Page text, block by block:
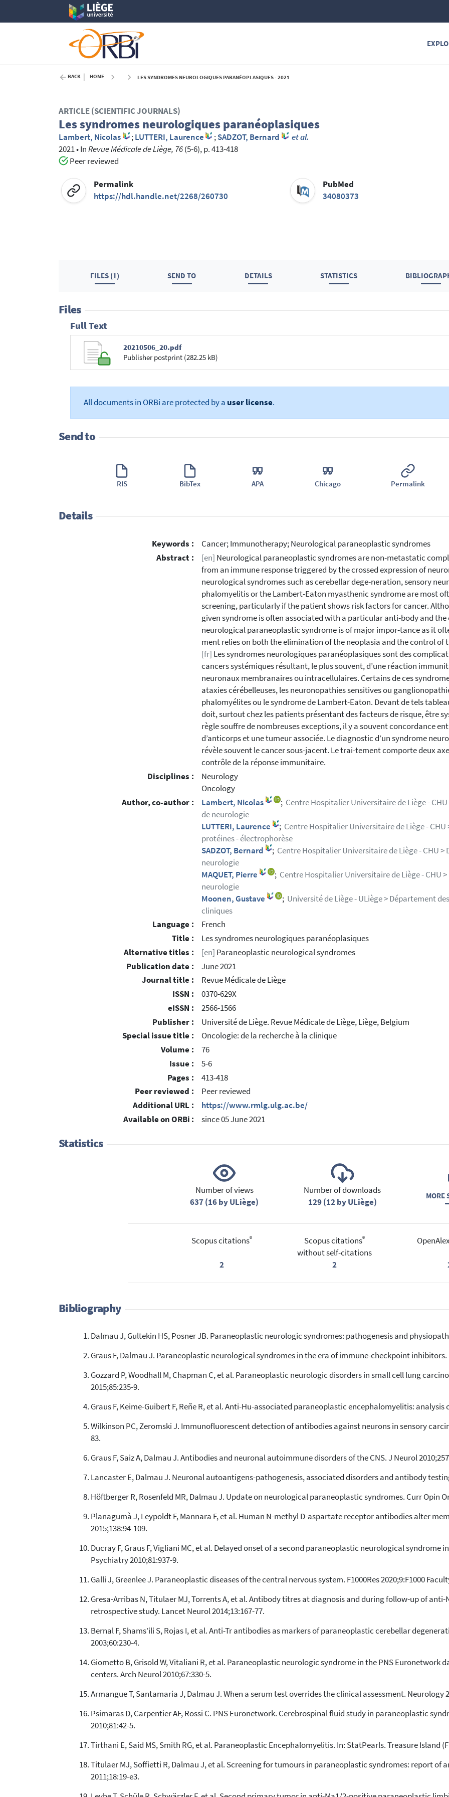
BACK HOME LES SYNDROMES NEUROLOGIQUES PARANÉOPLASIQUES - 2021
ARTICLE (SCIENTIFIC JOURNALS)
Les syndromes neurologiques paranéoplasiques
Lambert, Nicolas ;LUTTERI, Laurence ;SADZOT, Bernard
et al.
2021•InRevue Médicale de Liège, 76(5-6), p. 413-418
Peer reviewed
Permalink
https://hdl.handle.net/2268/260730
PubMed
34080373
FILES (1) SEND TO DETAILS STATISTICS
Files
Full Text
20210506_20.pdf
Publisher postprint (282.25 kB)
All documents in ORBi are protected by a user license.
Send to
RIS BibTex APA Chicago Permalink
Details
Keywords :
Cancer; Immunotherapy; Neurological paraneoplastic syndromes
Abstract :
[en] Neurological paraneoplastic syndromes are non-metastatic
from an immune response triggered by the crossed expression of
neurological syndromes such as cerebellar dege-neration, sensory
phalomyelitis or the Lambert-Eaton myasthenic syndrome are most
screening, particularly if the patient shows risk factors for cancer.
given syndrome is often associated with a particular anti-body and
neurological paraneoplastic syndrome is of major impor-tance as it
ment relies on both the elimination of the neoplasia and the control of
[fr] Les syndromes neurologiques paranéoplasiques sont des
cancers systémiques résultant, le plus souvent, d’une réaction
neuronaux membranaires ou intracellulaires. Certains de ces
ataxies cérébelleuses, les neuronopathies sensitives ou
phalomyélites ou le syndrome de Lambert-Eaton. Devant de tels
doit, surtout chez les patients présentant des facteurs de risque, être
règle souffre de nombreuses exceptions, il y a souvent concordance
d’anticorps et une tumeur associée. Le diagnostic d’un syndrome
révèle souvent le cancer sous-jacent. Le trai-tement comporte deux
contrôle de la réponse immunitaire.
Disciplines :
Neurology
Oncology
Author, co-author :
Lambert, Nicolas ; Centre Hospitalier Universitaire de Liège -
de neurologie
LUTTERI, Laurence
; Centre Hospitalier Universitaire de Liège -
protéines - électrophorèse
SADZOT, Bernard
; Centre Hospitalier Universitaire de Liège - CHU
neurologie
MAQUET, Pierre
; Centre Hospitalier Universitaire de Liège - CHU
neurologie
Moonen, Gustave
; Université de Liège - ULiège > Département
cliniques
Language :
French
Title :
Les syndromes neurologiques paranéoplasiques
Alternative titles :
[en] Paraneoplastic neurological syndromes
Publication date :
June 2021
Journal title :
Revue Médicale de Liège
ISSN :
0370-629X
eISSN :
2566-1566
Publisher :
Université de Liège. Revue Médicale de Liège, Liège, Belgium
Special issue title :
Oncologie: de la recherche à la clinique
Volume :
76
Issue :
5-6
Pages :
413-418
Peer reviewed :
Peer reviewed
Additional URL :
https://www.rmlg.ulg.ac.be/
Available on ORBi :
since 05 June 2021
Statistics
Number of views
637 (16 by ULiège)
Number of downloads
129 (12 by ULiège)
MORE
Scopus citations®
2
Scopus citations®
without self-citations
2
Bibliography
Dalmau J, Gultekin HS, Posner JB. Paraneoplastic neurologic syndromes: pathogenesis and
Graus F, Dalmau J. Paraneoplastic neurological syndromes in the era of immune-checkpoint inhibitors.
Gozzard P, Woodhall M, Chapman C, et al. Paraneoplastic neurologic disorders in small cell lung
2015;85:235-9.
Graus F, Keime-Guibert F, Reñe R, et al. Anti-Hu-associated paraneoplastic encephalomyelitis: analysis
Wilkinson PC, Zeromski J. Immunofluorescent detection of antibodies against neurons in sensory
83.
Graus F, Saiz A, Dalmau J. Antibodies and neuronal autoimmune disorders of the CNS. J Neurol
Lancaster E, Dalmau J. Neuronal autoantigens-pathogenesis, associated disorders and antibody
Höftberger R, Rosenfeld MR, Dalmau J. Update on neurological paraneoplastic syndromes. Curr Opin
Planagumà J, Leypoldt F, Mannara F, et al. Human N-methyl D-aspartate receptor antibodies alter
2015;138:94-109.
Ducray F, Graus F, Vigliani MC, et al. Delayed onset of a second paraneoplastic neurological syndrome
Psychiatry 2010;81:937-9.
Galli J, Greenlee J. Paraneoplastic diseases of the central nervous system. F1000Res 2020;9:F1000
Gresa-Arribas N, Titulaer MJ, Torrents A, et al. Antibody titres at diagnosis and during follow-up of anti-
retrospective study. Lancet Neurol 2014;13:167-77.
Bernal F, Shams’ili S, Rojas I, et al. Anti-Tr antibodies as markers of paraneoplastic cerebellar
2003;60:230-4.
Giometto B, Grisold W, Vitaliani R, et al. Paraneoplastic neurologic syndrome in the PNS Euronetwork
centers. Arch Neurol 2010;67:330-5.
Armangue T, Santamaria J, Dalmau J. When a serum test overrides the clinical assessment. Neurology
Psimaras D, Carpentier AF, Rossi C. PNS Euronetwork. Cerebrospinal fluid study in paraneoplastic
2010;81:42-5.
Tirthani E, Said MS, Smith RG, et al. Paraneoplastic Encephalomyelitis. In: StatPearls. Treasure Island
Titulaer MJ, Soffietti R, Dalmau J, et al. Screening for tumours in paraneoplastic syndromes: report of
2011;18:19-e3.